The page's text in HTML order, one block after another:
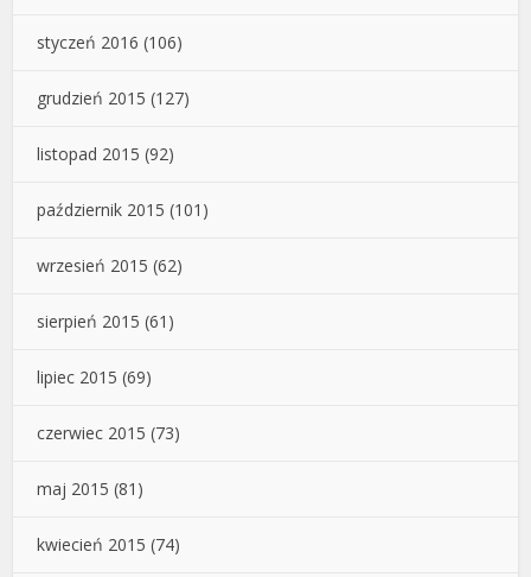
styczeń 2016 (106)
grudzień 2015 (127)
listopad 2015 (92)
październik 2015 (101)
wrzesień 2015 (62)
sierpień 2015 (61)
lipiec 2015 (69)
czerwiec 2015 (73)
maj 2015 (81)
kwiecień 2015 (74)